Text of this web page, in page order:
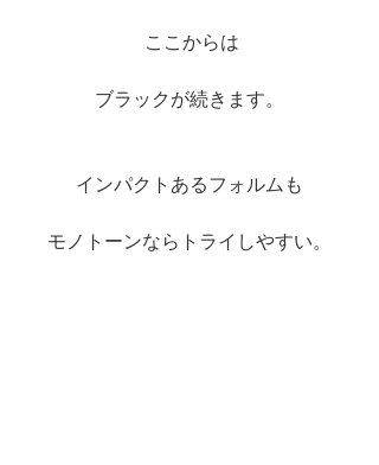
ここからは
ブラックが続きます。
インパクトあるフォルムも
モノトーンならトライしやすい。